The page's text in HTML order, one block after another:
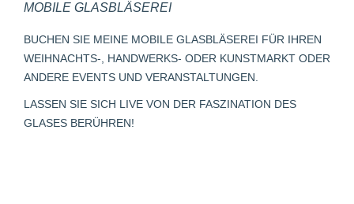
opens
in
new
window
opens
in
new
window
opens
in
new
window
page
opens
in
new
opens
in
new
window
MOBILE GLASBLÄSEREI
BUCHEN SIE MEINE MOBILE GLASBLÄSEREI FÜR IHREN
WEIHNACHTS-, HANDWERKS- ODER KUNSTMARKT ODER
ANDERE EVENTS UND VERANSTALTUNGEN.
LASSEN SIE SICH LIVE VON DER FASZINATION DES
GLASES BERÜHREN!